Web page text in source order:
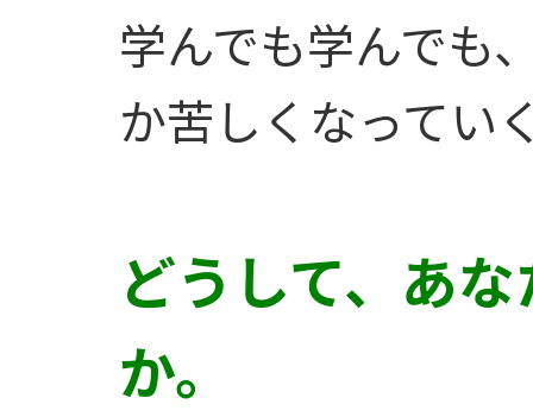
学んでも学んでも
か苦しくなってい
どうして、あ
か。